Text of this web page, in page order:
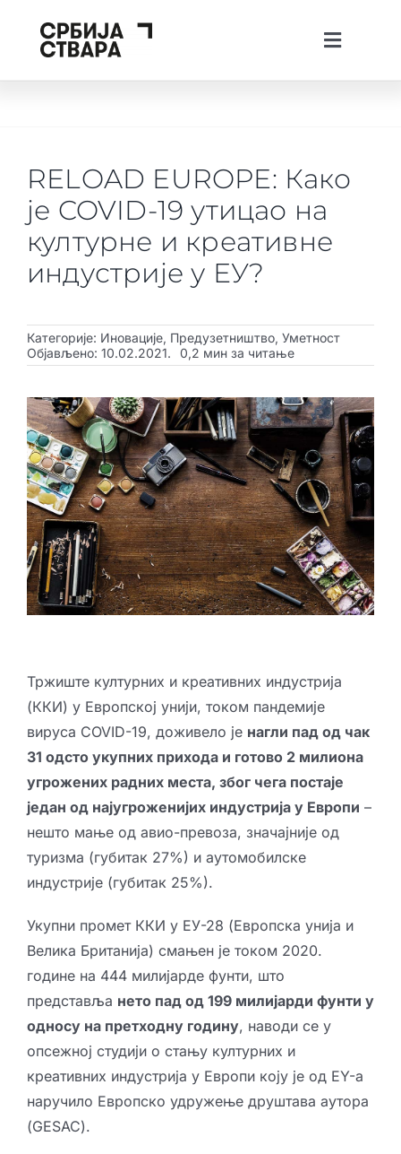
content
Toggle
ћир
lat
Пројекти
Creative Tech Workshops
Стварај у Србији
Креативне индустрије
Публикације
Сарађуј са нама
Промо бокс
Партнери
Контакт
RELOAD EUROPE: Како
је COVID-19 утицао на
културне и креативне
индустрије у ЕУ?
Категорије: Иновације, Предузетништво, Уметност
Објављено: 10.02.2021.
0,2 мин за читање
Тржиште културних и креативних индустрија
(ККИ) у Европској унији, током пандемије
вируса COVID-19, доживело је нагли пад од чак
31 одсто укупних прихода и готово 2 милиона
угрожених радних места, због чега постаје
један од најугроженијих индустрија у Европи –
нешто мање од авио-превоза, значајније од
туризма (губитак 27%) и аутомобилске
индустрије (губитак 25%).
Укупни промет ККИ у ЕУ-28 (Европска унија и
Велика Британија) смањен је током 2020.
године на 444 милијарде фунти, што
представља нето пад од 199 милијарди фунти у
односу на претходну годину, наводи се у
опсежној студији о стању културних и
креативних индустрија у Европи коју је од ЕY-а
наручило Европско удружење друштава аутора
(GESAC).